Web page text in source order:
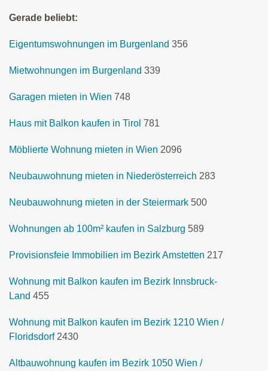
Gerade beliebt:
Eigentumswohnungen im Burgenland 356
Mietwohnungen im Burgenland 339
Garagen mieten in Wien 748
Haus mit Balkon kaufen in Tirol 781
Möblierte Wohnung mieten in Wien 2096
Neubauwohnung mieten in Niederösterreich 283
Neubauwohnung mieten in der Steiermark 500
Wohnungen ab 100m² kaufen in Salzburg 589
Provisionsfeie Immobilien im Bezirk Amstetten 217
Wohnung mit Balkon kaufen im Bezirk Innsbruck-
Land 455
Wohnung mit Balkon kaufen im Bezirk 1210 Wien /
Floridsdorf 2430
Altbauwohnung kaufen im Bezirk 1050 Wien /